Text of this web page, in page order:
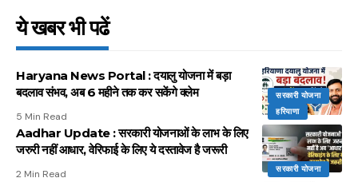
ये खबर भी पढें
सरकारी योजना
हरियाणा
Haryana News Portal : दयालु योजना में बड़ा
बदलाव संभव, अब 6 महीने तक कर सकेंगे क्लेम
5 Min Read
सरकारी योजना
Aadhar Update : सरकारी योजनाओं के लाभ के लिए
जरुरी नहीं आधार, वेरिफाई के लिए ये दस्तावेज है जरूरी
2 Min Read